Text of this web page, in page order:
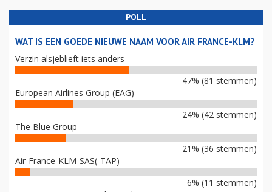
POLL
WAT IS EEN GOEDE NIEUWE NAAM VOOR AIR FRANCE-KLM?
Verzin alsjeblieft iets anders
47% (81 stemmen)
European Airlines Group (EAG)
24% (42 stemmen)
The Blue Group
21% (36 stemmen)
Air-France-KLM-SAS(-TAP)
6% (11 stemmen)